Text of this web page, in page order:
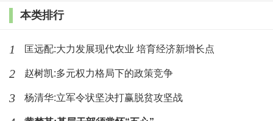
源、技艺、人才、标准、产品、品牌的全链条升级。凯里市
药康养等多元业态融合，推动非遗资源与三次产业深度融
合。
四是生态价值转化型：因地制宜打通“两山”转化桥梁，
推动生态优势转化为发展优势、竞争优势与富民优势。如广
本类排行
1 匡远配:大力发展现代农业 培育经济新增长点
2 赵树凯:多元权力格局下的政策竞争
3 杨清华:立军令状坚决打赢脱贫攻坚战